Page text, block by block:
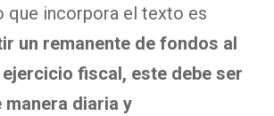
que incorpora el texto es
un remanente de fondos al
fiscal, este debe ser
diaria y